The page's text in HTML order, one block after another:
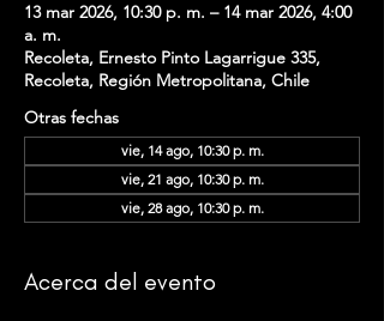
13 mar 2026, 10:30 p. m. – 14 mar 2026, 4:00
a. m.
Recoleta, Ernesto Pinto Lagarrigue 335,
Recoleta, Región Metropolitana, Chile
Otras fechas
vie, 14 ago, 10:30 p. m.
vie, 21 ago, 10:30 p. m.
vie, 28 ago, 10:30 p. m.
Acerca del evento